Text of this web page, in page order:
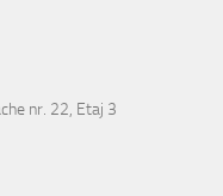
nr. 22, Etaj 3